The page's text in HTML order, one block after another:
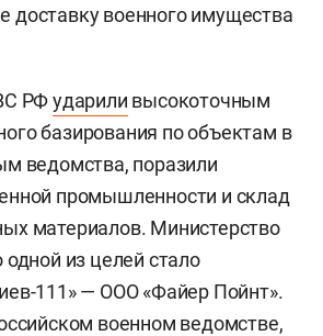
доставку военного имущества
РФударили высокоточным
базирования по объектам в
ведомства, поразили
промышленности и склад
материалов. Министерство
из целей стало
111» — ООО «Файер Пойнт».
военном ведомстве,